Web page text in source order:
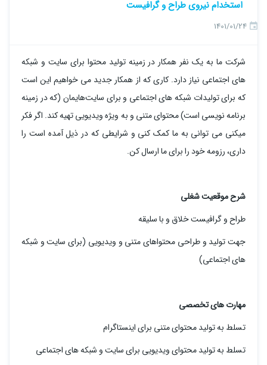
استخدام نیروی طراح و گرافیست
1401/01/24
شرکت ما به یک نفر همکار در زمینه تولید محتوا برای سایت و شبکه‌
های اجتماعی نیاز دارد. کاری که از همکار جدید می خواهیم این است
که برای تولیدات شبکه های اجتماعی و برای سایت‌هایمان (که در زمینه
برنامه نویسی است) محتوای متنی و به ویژه ویدیویی تهیه کند. اگر فکر
میکنی می توانی به ما کمک کنی و شرایطی که در ذیل آمده است را
داری، رزومه خود را برای ما ارسال کن.
شرح موقعیت شغلی
طراح و گرافیست خلاق و با سلیقه
جهت تولید و طراحی محتواهای متنی و ویدیویی (برای سایت و شبکه
های اجتماعی)
مهارت های تخصصی
تسلط به تولید محتوای متنی برای اینستاگرام
تسلط به تولید محتوای ویدیویی برای سایت و شبکه های اجتماعی